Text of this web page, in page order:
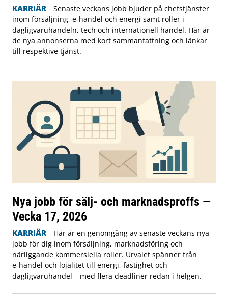
KARRIÄR
Senaste veckans jobb bjuder på chefstjänster
inom försäljning, e‑handel och energi samt roller i
dagligvaruhandeln, tech och internationell handel. Här är
de nya annonserna med kort sammanfattning och länkar
till respektive tjänst.
Nya jobb för sälj- och marknadsproffs —
Vecka 17, 2026
KARRIÄR
Här är en genomgång av senaste veckans nya
jobb för dig inom försäljning, marknadsföring och
närliggande kommersiella roller. Urvalet spänner från
e‑handel och lojalitet till energi, fastighet och
dagligvaruhandel – med flera deadliner redan i helgen.